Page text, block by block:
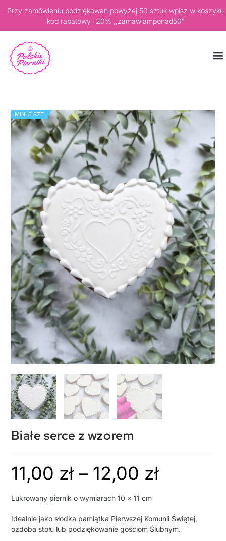
Przy zamówieniu podziękowań powyżej 50 sztuk wpisz w koszyku
kod rabatowy -20% ,,zamawiamponad50″
MIN. 5 SZT
Białe serce z wzorem
11,00 zł – 12,00 zł
Lukrowany piernik o wymiarach 10 x 11 cm
Idealnie jako słodka pamiątka Pierwszej Komunii Świętej,
ozdoba stołu lub podziękowanie gościom Ślubnym.